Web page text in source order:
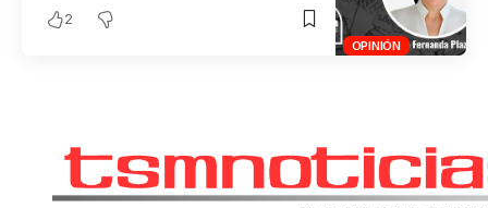
OPINIÓN
2